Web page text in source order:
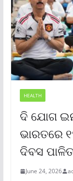
HEALTH
ଦି ଯୋଗ
ଭାରତରେ
ଦିବସ
June 24, 2026